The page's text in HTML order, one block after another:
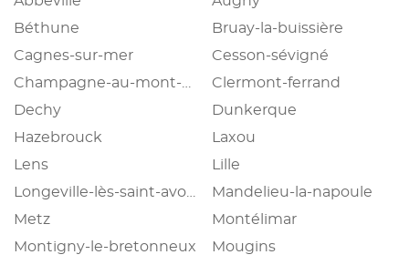
Béthune
Bruay-la-buissière
Cagnes-sur-mer
Cesson-sévigné
Clermont-ferrand
Dechy
Dunkerque
Hazebrouck
Laxou
Lens
Lille
Mandelieu-la-napoule
Metz
Montélimar
Montigny-le-bretonneux
Mougins